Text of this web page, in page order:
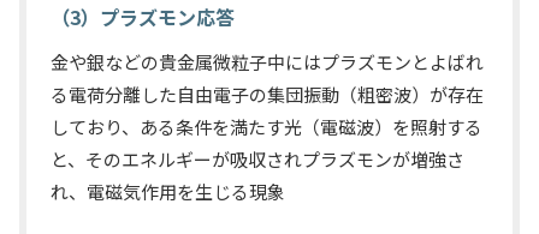
（3）プラズモン応答
金や銀などの貴金属微粒子中にはプラズモンとよばれ
る電荷分離した自由電子の集団振動（粗密波）が存在
しており、ある条件を満たす光（電磁波）を照射する
と、そのエネルギーが吸収されプラズモンが増強さ
れ、電磁気作用を生じる現象